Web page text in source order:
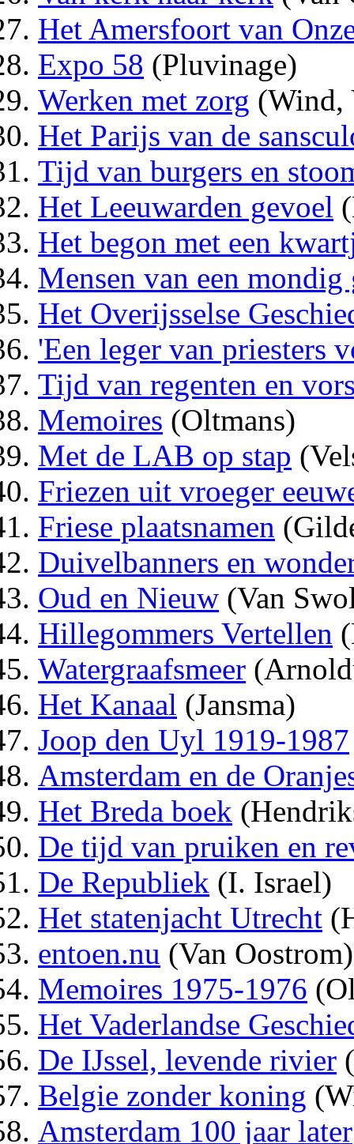
Het Amersfoort van
Expo 58 (Pluvinage)
Werken met zorg (Wind,
Het Parijs van de
Tijd van burgers en
Het Leeuwarden gevoel
Het begon met een
Mensen van een
Het Overijsselse
'Een leger van priesters
Tijd van regenten en
Memoires (Oltmans)
Met de LAB op stap
Friezen uit vroeger
Friese plaatsnamen
Duivelbanners en
Oud en Nieuw (Van
Hillegommers Vertellen
Watergraafsmeer
Het Kanaal (Jansma)
Joop den Uyl 1919-1987
Amsterdam en de
Het Breda boek
De tijd van pruiken en
De Republiek (I. Israel)
Het statenjacht Utrecht
entoen.nu (Van Oostrom)
Memoires 1975-1976
Het Vaderlandse
De IJssel, levende rivier
Belgie zonder koning
Amsterdam 100 jaar later